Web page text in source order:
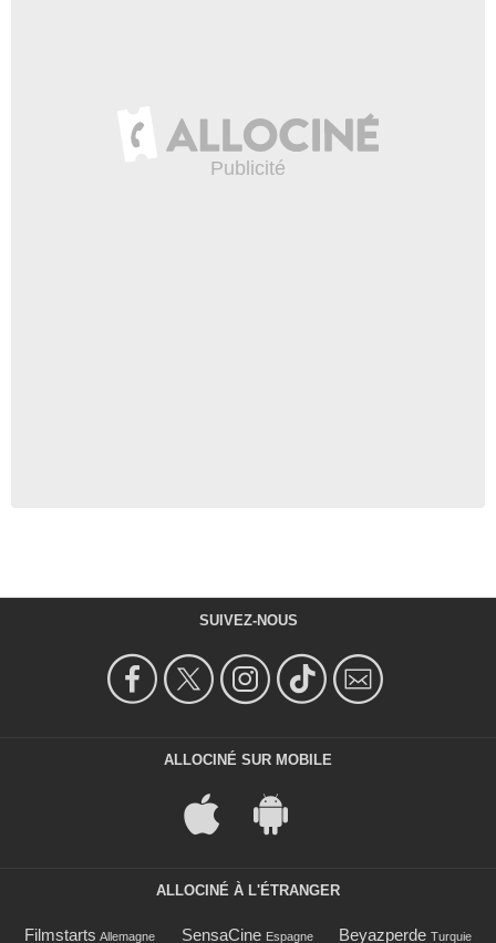
SUIVEZ-NOUS
ALLOCINÉ SUR MOBILE
ALLOCINÉ À L'ÉTRANGER
Filmstarts Allemagne SensaCine Espagne Beyazperde Turquie